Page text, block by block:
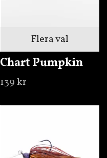
Flera val
Chart Pumpkin
139 kr